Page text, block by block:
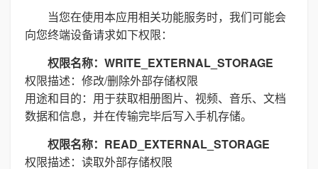
当您在使用本应用相关功能服务时，我们可能会
向您终端设备请求如下权限：
权限名称：WRITE_EXTERNAL_STORAGE
权限描述：修改/删除外部存储权限
用途和目的：用于获取相册图片、视频、音乐、文档
数据和信息，并在传输完毕后写入手机存储。
权限名称：READ_EXTERNAL_STORAGE
权限描述：读取外部存储权限